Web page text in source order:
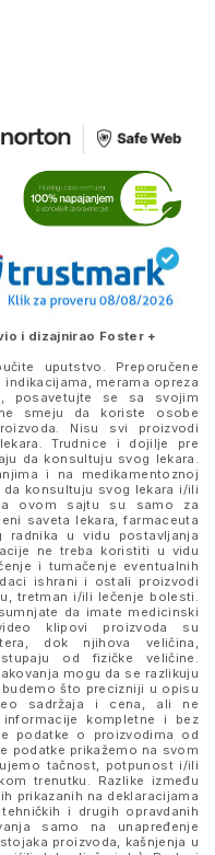
i dizajnirao Foster +
uputstvo. Preporučene
merama opreza
posavetujte se sa svojim
smeju da koriste osobe
Nisu svi proizvodi
Trudnice i dojilje pre
da konsultuju svog lekara.
i na medikamentoznoj
konsultuju svog lekara i/ili
ovom sajtu su samo za
saveta lekara, farmaceuta
radnika u vidu postavljanja
ne treba koristiti u vidu
i tumačenje eventualnih
ishrani i ostali proizvodi
tretman i/ili lečenje bolesti.
da imate medicinski
klipovi proizvoda su
dok njihova veličina,
od fizičke veličine.
mogu da se razlikuju
što precizniji u opisu
sadržaja i cena, ali ne
kompletne i bez
podatke o proizvodima od
podatke prikažemo na svom
tačnost, potpunost i/ili
trenutku. Razlike između
prikazanih na deklaracijama
i drugih opravdanih
samo na unapređenje
proizvoda, kašnjenja u